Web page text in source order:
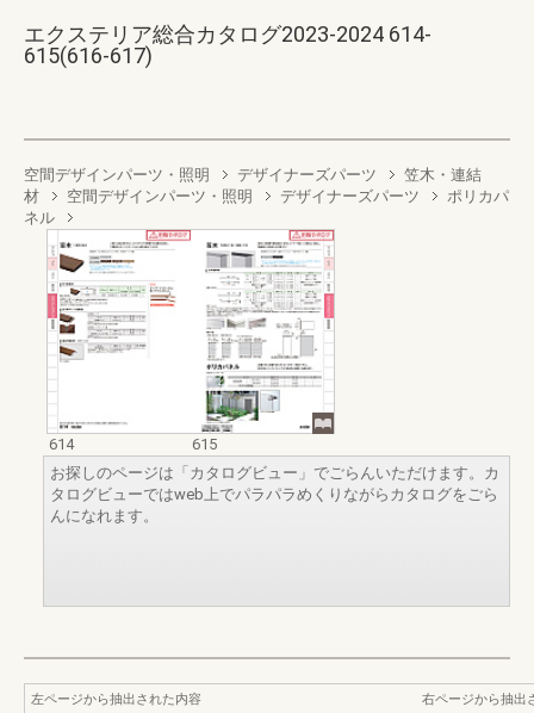
エクステリア総合カタログ2023-2024 614-
615(616-617)
空間デザインパーツ・照明 デザイナーズパーツ
笠木・連結
材
空間デザインパーツ・照明 デザイナーズパーツ
ポリカパ
ネル
614
615
お探しのページは「カタログビュー」でごらんいただけます。カ
タログビューではweb上でパラパラめくりながらカタログをごら
んになれます。
左ページから抽出された内容
右ページから抽出